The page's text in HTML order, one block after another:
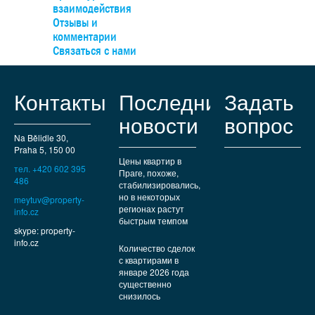
востребованных жилых районов недалеко от Праги. В
есть все необходимые коммунальные услуги – от
кафе и магазинов до международных школ и
учреждений. Хорошая транспортная доступность
находятся Пругоницкий парк и Дендрологический сад.
взаимодействия
Отзывы и
комментарии
Связаться с нами
Контакты
Na Bělidle 30,
Praha 5, 150 00
тел. +420 602 395
486
meytuv@property-
info.cz
skype: property-
info.cz
Последние
новости
Цены квартир в
Праге, похоже,
стабилизировались,
но в некоторых
регионах растут
быстрым темпом
Количество сделок
с квартирами в
январе 2026 года
существенно
снизилось
Задать
вопрос